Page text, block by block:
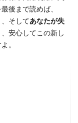
後まで読めば、
そしてあなたが失
安心してこの新し
。